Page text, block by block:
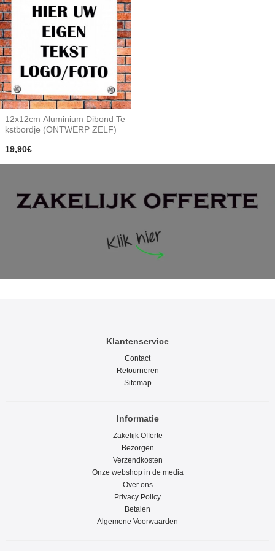
12x12cm Aluminium Dibond Te
kstbordje (ONTWERP ZELF)
19,90€
Klantenservice
Contact
Retourneren
Sitemap
Informatie
Zakelijk Offerte
Bezorgen
Verzendkosten
Onze webshop in de media
Over ons
Privacy Policy
Betalen
Algemene Voorwaarden